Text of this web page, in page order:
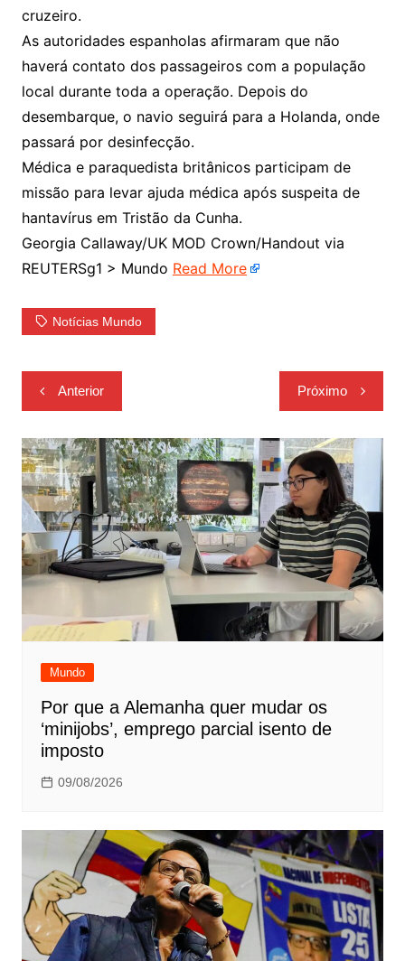
cruzeiro.
As autoridades espanholas afirmaram que não
haverá contato dos passageiros com a população
local durante toda a operação. Depois do
desembarque, o navio seguirá para a Holanda, onde
passará por desinfecção.
Médica e paraquedista britânicos participam de
missão para levar ajuda médica após suspeita de
hantavírus em Tristão da Cunha.
Georgia Callaway/UK MOD Crown/Handout via
REUTERSg1 > Mundo Read More
Notícias Mundo
Navegação
de
Post
Anterior Próximo
Mundo
Por que a Alemanha quer mudar os
‘minijobs’, emprego parcial isento de
imposto
09/08/2026